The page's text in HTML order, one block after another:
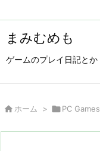
まみむめも
ゲームのプレイ日記とか
 ホーム > PC Games